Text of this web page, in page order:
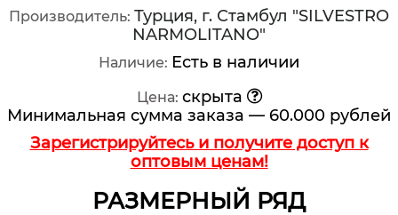
Производитель: Турция, г. Стамбул "SILVESTRO
NARMOLITANO"
Наличие: Есть в наличии
Цена: скрыта
Минимальная сумма заказа — 60.000 рублей
Зарегистрируйтесь и получите доступ к
оптовым ценам!
РАЗМЕРНЫЙ РЯД